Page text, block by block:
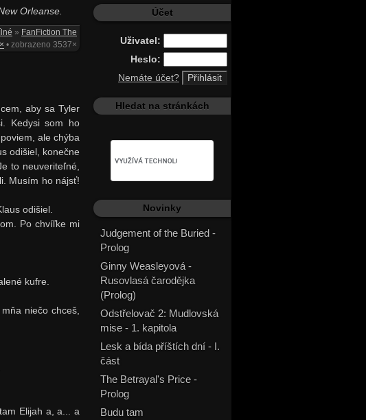
Orleanse.
» FanFiction The
• zobrazeno 3537×
aby sa Tyler
Kedysi som ho
ale chýba
odišiel, konečne
to neuveriteľné,
Musím ho nájsť!
odišiel.
Po chvíľke mi
kufre.
niečo chceš,
Elijah a, a... a
Účet
Uživatel:
Heslo:
Nemáte účet?
Hledat na stránkách
Novinky
Judgement of the Buried -
Prolog
Ginny Weasleyová -
Rusovlasá čarodějka
(Prolog)
Odstřelovač 2: Mudlovská
mise - 1. kapitola
Lesk a bída příštích dní - I.
část
The Betrayal's Price -
Prolog
Budu tam